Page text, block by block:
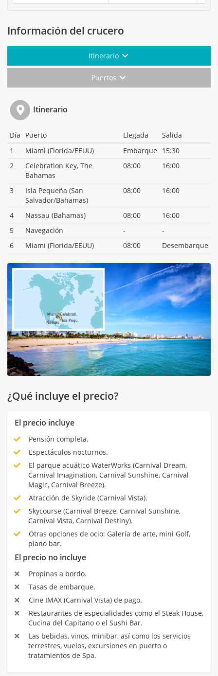
Información del crucero
Itinerario
Puertos
Itinerario
Día Puerto Llegada
Salida
1
Miami (Florida/EEUU) Embarque
15:30
2
Celebration Key, The
Bahamas
08:00 16:00
3
Isla Pequeña (San
Salvador/Bahamas)
08:00 16:00
4 Nassau (Bahamas) 08:00
16:00
5
Navegación -
-
6
Miami (Florida/EEUU) 08:00 Desembarque
¿Qué incluye el precio?
El precio incluye
Pensión completa.
Espectáculos nocturnos.
El parque acuático WaterWorks (Carnival Dream,
Carnival Imagination, Carnival Sunshine, Carnival
Magic, Carnival Breeze).
Atracción de Skyride (Carnival Vista).
Skycourse (Carnival Breeze, Carnival Sunshine,
Carnival Vista, Carnival Destiny).
Otras opciones de ocio: Galería de arte, mini Golf,
piano bar.
El precio no incluye
Propinas a bordo.
Tasas de embarque.
Cine IMAX (Carnival Vista) de pago.
Restaurantes de especialidades como el Steak House,
Cucina del Capitano o el Sushi Bar.
Las bebidas, vinos, minibar, así como los servicios
terrestres, vuelos, excursiones en puerto o
tratamientos de Spa.